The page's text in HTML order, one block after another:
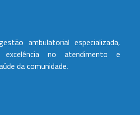
ambulatorial especializada,
excelência no atendimento e
da comunidade.